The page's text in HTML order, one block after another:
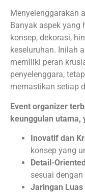
Menyelenggarakan
Banyak aspek yang
konsep, dekorasi,
keseluruhan. Inilah
memiliki peran
penyelenggara,
memastikan setiap
Event organizer
keunggulan utama,
Inovatif dan
konsep yang
Detail-Oriented
sesuai
Jaringan Luas